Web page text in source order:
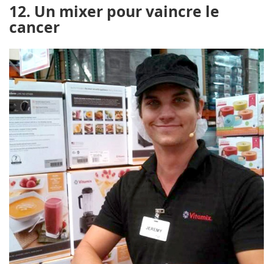
12. Un mixer pour vaincre le
cancer